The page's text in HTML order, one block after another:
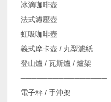
冰滴咖啡壺
法式濾壓壺
虹吸咖啡壺
義式摩卡壺 / 丸型濾紙
登山爐 / 瓦斯爐 / 爐架
────────────────
電子秤 / 手沖架